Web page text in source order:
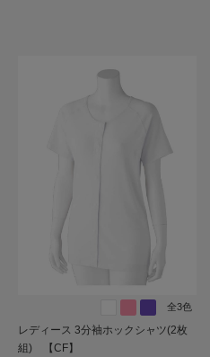
全3色
レディース 3分袖ホックシャツ(2枚
組) 【CF】